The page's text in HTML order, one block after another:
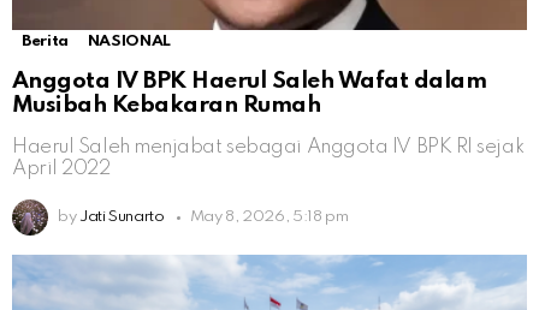
Berita NASIONAL
Anggota IV BPK Haerul Saleh Wafat dalam
Musibah Kebakaran Rumah
Haerul Saleh menjabat sebagai Anggota IV BPK RI sejak
April 2022
by Jati Sunarto May 8, 2026, 5:18 pm